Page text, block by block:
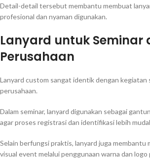
Detail-detail tersebut membantu membuat
profesional dan nyaman digunakan.
Lanyard untuk Seminar
Perusahaan
Lanyard custom sangat identik dengan kegiatan
perusahaan.
Dalam seminar, lanyard digunakan sebagai
agar proses registrasi dan identifikasi lebih
Selain berfungsi praktis, lanyard juga
visual event melalui penggunaan warna dan logo